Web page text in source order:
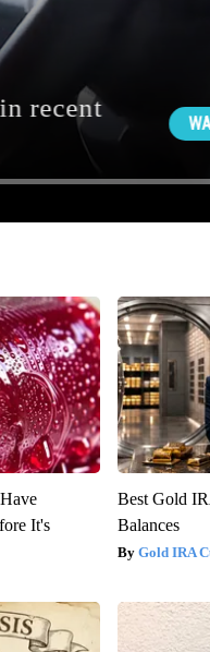
It's
Best Gold
Balances
Gold IRA